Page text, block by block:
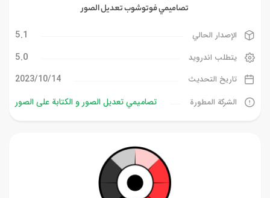
تصاميمي فوتوشوب تعديل الصور
الإصدار الحالي 5.1
يتطلب اندرويد 5.0
تاريخ التحديث 14‏/10‏/2023
الشركة المطورة تصاميمي تعديل الصور و الكتابة على الصور